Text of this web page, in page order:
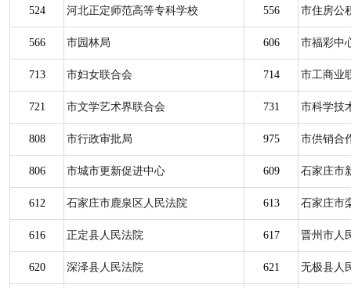
524 河北正定师范高等专科学校 556 市住房公
566 市园林局 606 市福彩中
713 市妇女联合会 714 市工商业
721 市文学艺术界联合会 731 市科学技
808 市行政审批局 975 市供销合
806 市城市更新促进中心 609 石家庄市
612 石家庄市鹿泉区人民法院 613 石家庄市
616 正定县人民法院 617 晋州市人
620 深泽县人民法院 621 无极县人